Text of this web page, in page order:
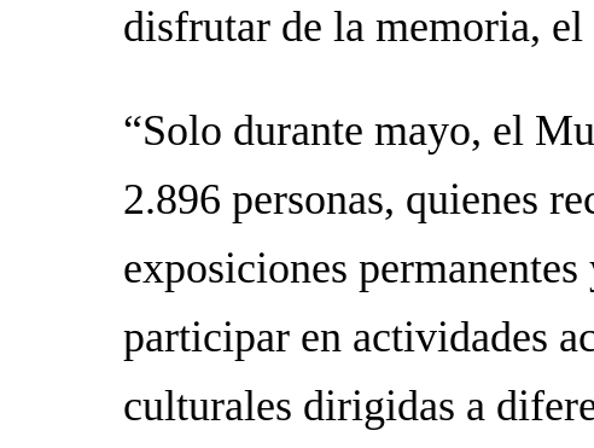
disfrutar de la memoria,
“Solo durante mayo, el
2.896 personas, quienes
exposiciones
participar en actividades
culturales dirigidas a